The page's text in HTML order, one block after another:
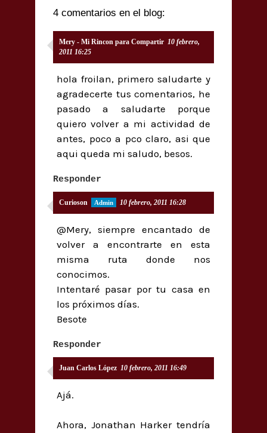
4 comentarios en el blog:
Mery - Mi Rincon para Compartir 10 febrero,
2011 16:25
hola froilan, primero saludarte y
agradecerte tus comentarios, he
pasado a saludarte porque
quiero volver a mi actividad de
antes, poco a pco claro, asi que
aqui queda mi saludo, besos.
Responder
Curioson 10 febrero, 2011 16:28
@Mery, siempre encantado de
volver a encontrarte en esta
misma ruta donde nos
conocimos.
Intentaré pasar por tu casa en
los próximos días.
Besote
Responder
Juan Carlos López 10 febrero, 2011 16:49
Ajá.
Ahora, Jonathan Harker tendría